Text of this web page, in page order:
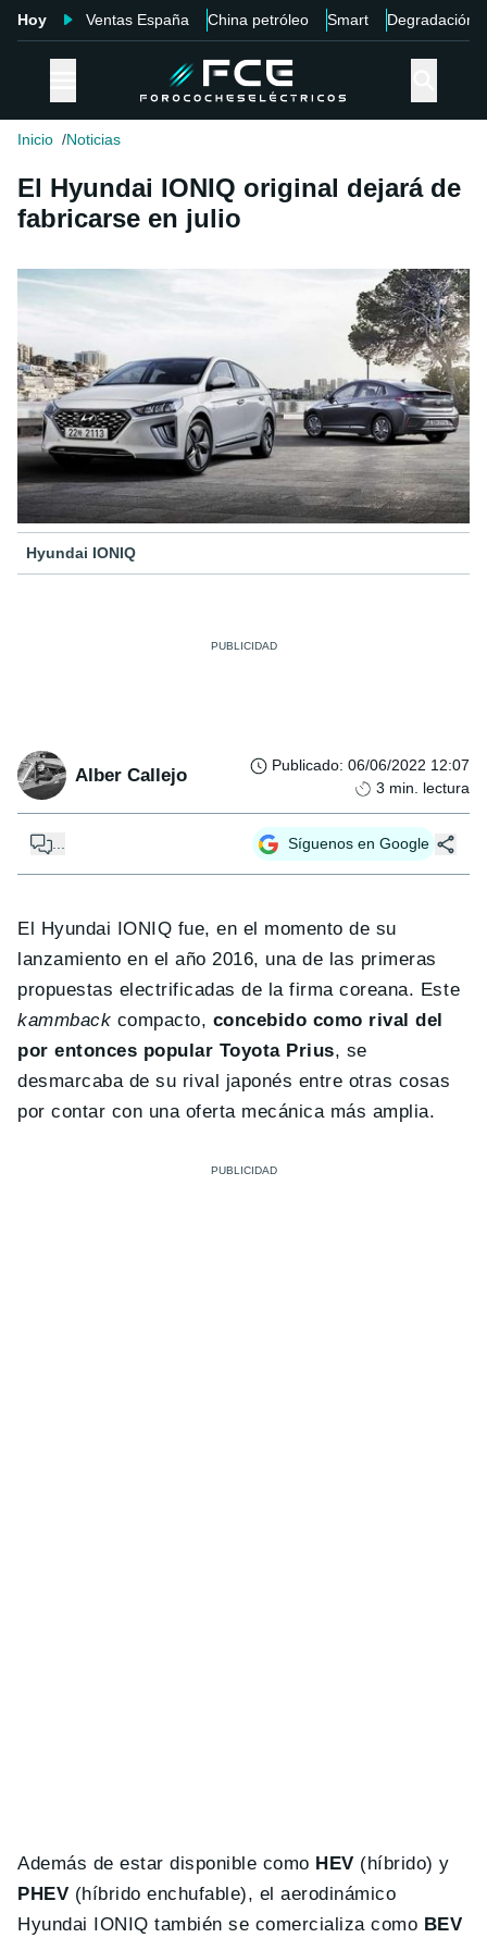
Hoy Ventas España China petróleo Smart Degradación
Inicio Noticias
El Hyundai IONIQ original dejará de
fabricarse en julio
Hyundai IONIQ
Alber Callejo Publicado: 06/06/2022 12:07
3 min. lectura
... Síguenos en Google
El Hyundai IONIQ fue, en el momento de su
lanzamiento en el año 2016, una de las primeras
propuestas electrificadas de la firma coreana. Este
kammback compacto, concebido como rival del
por entonces popular Toyota Prius, se
desmarcaba de su rival japonés entre otras cosas
por contar con una oferta mecánica más amplia.
Además de estar disponible como HEV (híbrido) y
PHEV (híbrido enchufable), el aerodinámico
Hyundai IONIQ también se comercializa como BEV